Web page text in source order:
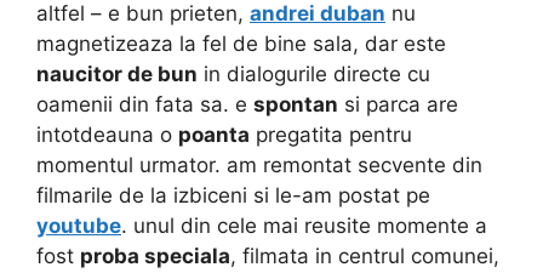
altfel – e bun prieten, andrei duban nu
magnetizeaza la fel de bine sala, dar este
naucitor de bun in dialogurile directe cu
oamenii din fata sa. e spontan si parca are
intotdeauna o poanta pregatita pentru
momentul urmator. am remontat secvente din
filmarile de la izbiceni si le-am postat pe
youtube. unul din cele mai reusite momente a
fost proba speciala, filmata in centrul comunei,